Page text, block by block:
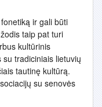
ir gali būti
taip pat turi
kultūrinis
tradiciniais lietuvių
tautinę kultūrą.
su senovės